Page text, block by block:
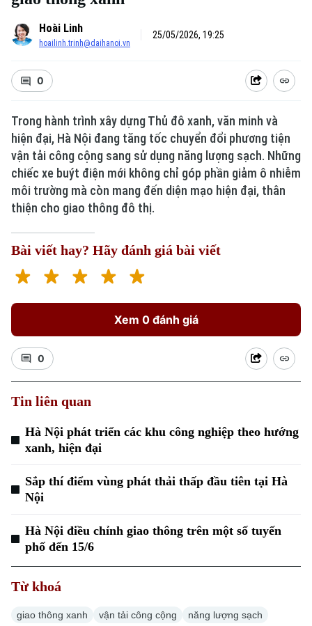
Hoài Linh
hoailinh.trinh@daihanoi.vn
25/05/2026, 19:25
0
Trong hành trình xây dựng Thủ đô xanh, văn minh và
hiện đại, Hà Nội đang tăng tốc chuyển đổi phương tiện
vận tải công cộng sang sử dụng năng lượng sạch. Những
chiếc xe buýt điện mới không chỉ góp phần giảm ô nhiễm
môi trường mà còn mang đến diện mạo hiện đại, thân
thiện cho giao thông đô thị.
Bài viết hay? Hãy đánh giá bài viết
Xem 0 đánh giá
0
Tin liên quan
Hà Nội phát triển các khu công nghiệp theo hướng
xanh, hiện đại
Sắp thí điểm vùng phát thải thấp đầu tiên tại Hà
Nội
Hà Nội điều chỉnh giao thông trên một số tuyến
phố đến 15/6
Từ khoá
giao thông xanh vận tải công cộng năng lượng sạch